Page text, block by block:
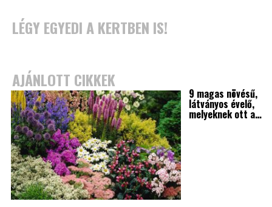
LÉGY EGYEDI A KERTBEN IS!
AJÁNLOTT CIKKEK
9 magas növésű,
látványos évelő,
melyeknek ott a…